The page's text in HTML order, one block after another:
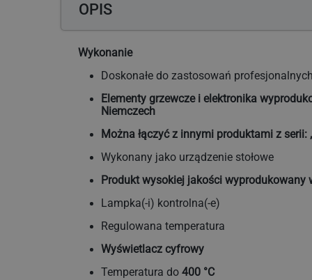
OPIS
Wykonanie
Doskonałe do zastosowań profesjonalnych
Elementy grzewcze i elektronika
Niemczech
Można łączyć z innymi produktami z serii:
Wykonany jako urządzenie stołowe
Produkt wysokiej jakości wyprodukowany
Lampka(-i) kontrolna(-e)
Regulowana temperatura
Wyświetlacz cyfrowy
Temperatura do 400 °C